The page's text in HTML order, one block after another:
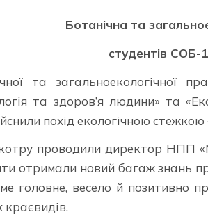
Ботанічна та
студентів
та загальноекологічної
та здоров’я людини» та
похід екологічною
котру проводили директор НПП
отримали новий багаж знань
головне, весело й позитивно
краєвидів.